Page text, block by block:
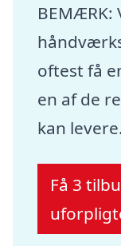
oftest få
en af de
kan levere.
Få 3